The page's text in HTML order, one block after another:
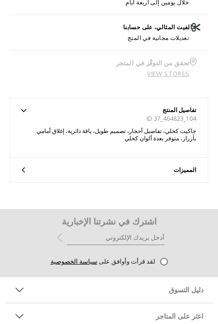
خلال يومين إلى أربعة أيام
الفيت المثالي، على حسابنا
تعديلات مجانية في المتج
تحقق من التوفّر في المتجر
VIEW STORES
تفاصيل المنتج
ID 37_464823_104
جاكيت كحلي، تفاصيل أحجار، تصميم طويل، ياقة دائرية، إغلاق أمامي
بأزرار، متوفر بعدة ألوان كحلي
المميزات
اشترك في نشرتنا الإخبارية
لقد قرأت وأوافق على سياسة الخصوصية
دليل التسوق
اعثر على المتاجر